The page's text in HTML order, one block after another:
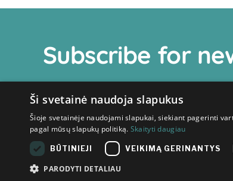
Subscribe for
© 2026 Inovacijų agentūra
Ši svetainė naudoja slapukus
Šioje svetainėje naudojami slapukai, siekiant pagerinti
pagal mūsų slapukų politiką. Skaityti daugiau
BŪTINIEJI VEIKIMĄ GERINANTYS
PARODYTI DETALIAU